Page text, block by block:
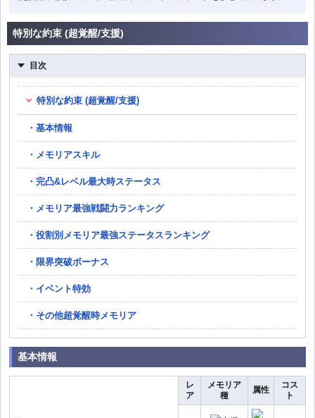
特別な約束 (超覚醒/支援)
目次
特別な約束 (超覚醒/支援)
基本情報
メモリアスキル
完凸&レベル最大時ステータス
メモリア最強戦闘力ランキング
役割別メモリア最強ステータスランキング
限界突破ボーナス
イベント特効
その他超覚醒時メモリア
基本情報
レ
ア
メモリア
種
属性
コス
ト